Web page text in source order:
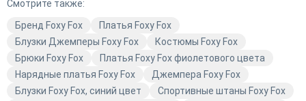
Foxy Fox.
Смотрите также:
Бренд Foxy Fox
Платья Foxy Fox
Блузки Джемперы Foxy Fox
Костюмы Foxy Fox
Брюки Foxy Fox
Платья Foxy Fox фиолетового цвета
Нарядные платья Foxy Fox
Джемпера Foxy Fox
Блузки Foxy Fox, синий цвет
Спортивные штаны Foxy Fox